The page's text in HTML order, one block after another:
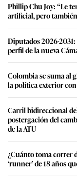
Phillip Chu Joy: “Le
artificial, pero
Diputados 2026-
perfil de la nueva
Colombia se suma al
la política exterior
Carril bidireccional
postergación del
de la ATU
¿Cuánto toma correr
‘runner’ de 18 años